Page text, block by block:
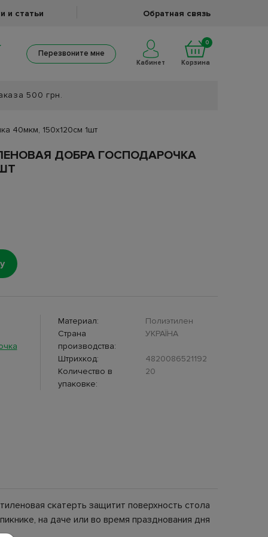
и статьи Обратная связь
Перезвоните мне
Кабинет
0
Корзина
500 грн.
40мкм, 150х120см 1шт
ДОБРА ГОСПОДАРОЧКА
Материал:
Полиэтилен
Страна
производства:
УКРАЇНА
Штрихкод:
4820086521192
Количество в
упаковке:
20
скатерть защитит поверхность стола
на даче или во время празднования дня